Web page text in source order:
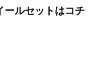
ールセットはコチ